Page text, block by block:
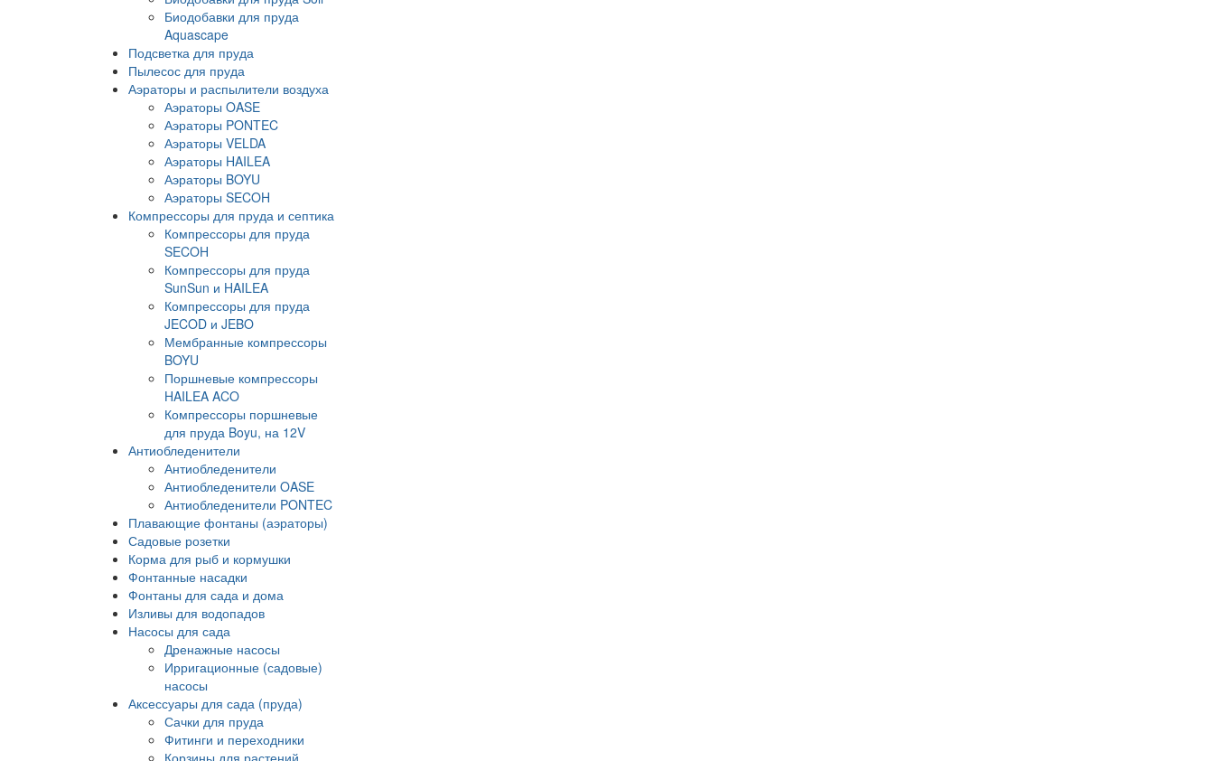
Биодобавки для пруда
Aquascape
Подсветка для пруда
Пылесос для пруда
Аэраторы и распылители воздуха
Аэраторы OASE
Аэраторы PONTEC
Аэраторы VELDA
Аэраторы HAILEA
Аэраторы BOYU
Аэраторы SECOH
Компрессоры для пруда и септика
Компрессоры для пруда
SECOH
Компрессоры для пруда
SunSun и HAILEA
Компрессоры для пруда
JECOD и JEBO
Мембранные компрессоры
BOYU
Поршневые компрессоры
HAILEA ACO
Компрессоры поршневые
для пруда Boyu, на 12V
Антиобледенители
Антиобледенители
Антиобледенители OASE
Антиобледенители PONTEC
Плавающие фонтаны (аэраторы)
Садовые розетки
Корма для рыб и кормушки
Фонтанные насадки
Фонтаны для сада и дома
Изливы для водопадов
Насосы для сада
Дренажные насосы
Ирригационные (садовые)
насосы
Аксессуары для сада (пруда)
Сачки для пруда
Фитинги и переходники
Корзины для растений